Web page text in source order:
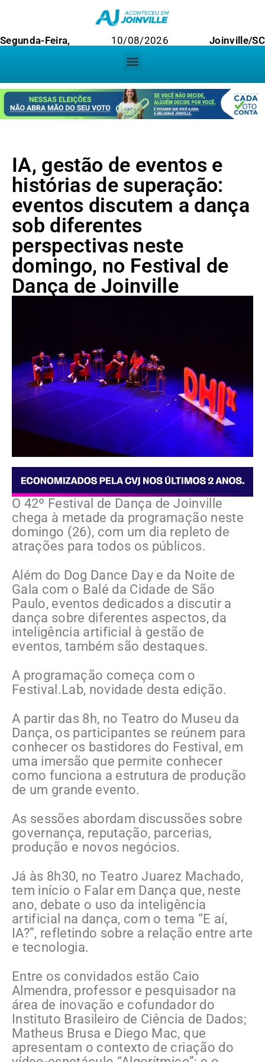
Segunda-Feira, 10/08/2026 Joinville/SC
IA, gestão de eventos e
histórias de superação:
eventos discutem a dança
sob diferentes
perspectivas neste
domingo, no Festival de
Dança de Joinville
O 42º Festival de Dança de Joinville
chega à metade da programação neste
domingo (26), com um dia repleto de
atrações para todos os públicos.
Além do Dog Dance Day e da Noite de
Gala com o Balé da Cidade de São
Paulo, eventos dedicados a discutir a
dança sobre diferentes aspectos, da
inteligência artificial à gestão de
eventos, também são destaques.
A programação começa com o
Festival.Lab, novidade desta edição.
A partir das 8h, no Teatro do Museu da
Dança, os participantes se reúnem para
conhecer os bastidores do Festival, em
uma imersão que permite conhecer
como funciona a estrutura de produção
de um grande evento.
As sessões abordam discussões sobre
governança, reputação, parcerias,
produção e novos negócios.
Já às 8h30, no Teatro Juarez Machado,
tem início o Falar em Dança que, neste
ano, debate o uso da inteligência
artificial na dança, com o tema “E aí,
IA?”, refletindo sobre a relação entre arte
e tecnologia.
Entre os convidados estão Caio
Almendra, professor e pesquisador na
área de inovação e cofundador do
Instituto Brasileiro de Ciência de Dados;
Matheus Brusa e Diego Mac, que
apresentam o contexto de criação do